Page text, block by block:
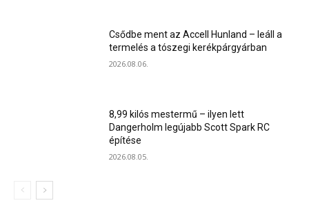
Csődbe ment az Accell Hunland – leáll a
termelés a tószegi kerékpárgyárban
2026.08.06.
8,99 kilós mestermű – ilyen lett
Dangerholm legújabb Scott Spark RC
építése
2026.08.05.